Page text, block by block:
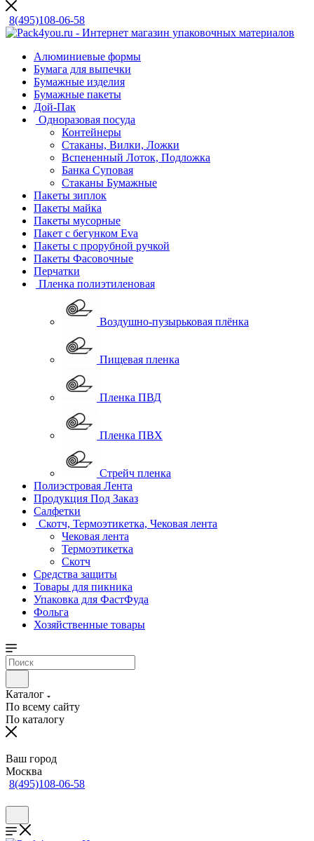
8(495)108-06-58
Алюминиевые формы
Бумага для выпечки
Бумажные изделия
Бумажные пакеты
Дой-Пак
Одноразовая посуда
Контейнеры
Стаканы, Вилки, Ложки
Вспененный Лоток, Подложка
Банка Суповая
Стаканы Бумажные
Пакеты зиплок
Пакеты майка
Пакеты мусорные
Пакет с бегунком Eva
Пакеты с прорубной ручкой
Пакеты Фасовочные
Перчатки
Пленка полиэтиленовая
Воздушно-пузырьковая плёнка
Пищевая пленка
Пленка ПВД
Пленка ПВХ
Стрейч пленка
Полиэстровая Лента
Продукция Под Заказ
Салфетки
Скотч, Термоэтикетка, Чековая лента
Чековая лента
Термоэтикетка
Скотч
Средства защиты
Товары для пикника
Упаковка для ФастФуда
Фольга
Хозяйственные товары
Каталог
По всему сайту
По каталогу
Ваш город
Москва
8(495)108-06-58